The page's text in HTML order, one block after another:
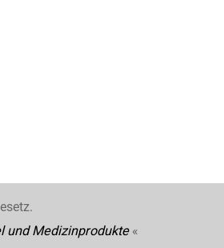
und Medizinprodukte«